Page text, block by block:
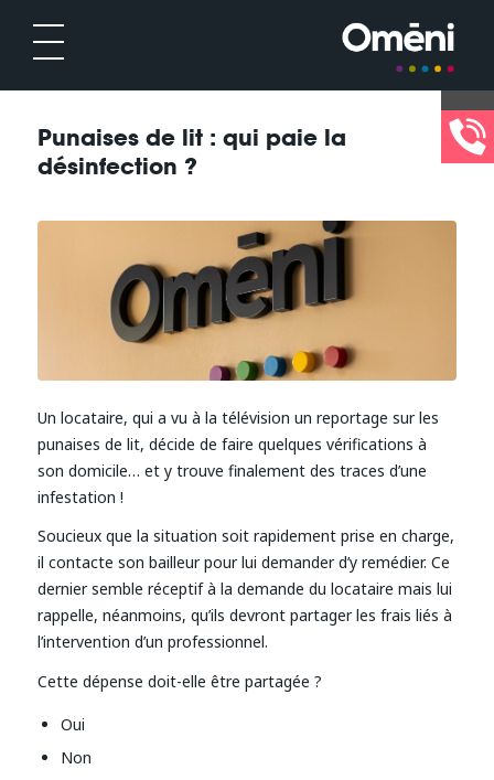
Punaises de lit : qui paie la
désinfection ?
Un locataire, qui a vu à la télévision un reportage sur les
punaises de lit, décide de faire quelques vérifications à
son domicile… et y trouve finalement des traces d’une
infestation !
Soucieux que la situation soit rapidement prise en charge,
il contacte son bailleur pour lui demander d’y remédier. Ce
dernier semble réceptif à la demande du locataire mais lui
rappelle, néanmoins, qu’ils devront partager les frais liés à
l’intervention d’un professionnel.
Cette dépense doit-elle être partagée ?
Oui
Non